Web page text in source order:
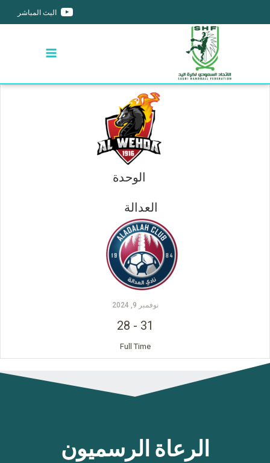
البث المباشر
الوحدة
العدالة
نوفمبر 9, 2024
31
-
28
Full Time
الرعاة الرسميون